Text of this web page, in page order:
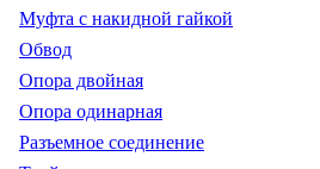
Муфта с накидной гайкой
Обвод
Опора двойная
Опора одинарная
Разъемное соединение